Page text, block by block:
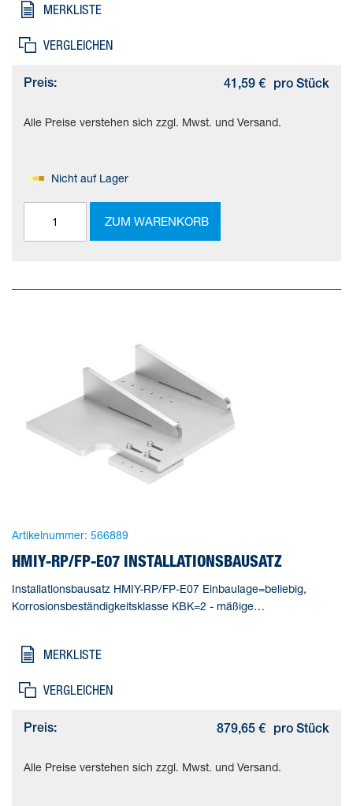
MERKLISTE
VERGLEICHEN
Preis: 41,59 € pro Stück
Alle Preise verstehen sich zzgl. Mwst. und Versand.
Nicht auf Lager
ZUM WARENKORB
Artikelnummer: 566889
HMIY-RP/FP-E07 INSTALLATIONSBAUSATZ
Installationsbausatz HMIY-RP/FP-E07 Einbaulage=beliebig,
Korrosionsbeständigkeitsklasse KBK=2 - mäßige
Werkstoff Adapter=(* Aluminium-Knetlegierung, * eloxiert)
MERKLISTE
VERGLEICHEN
Preis: 879,65 € pro Stück
Alle Preise verstehen sich zzgl. Mwst. und Versand.